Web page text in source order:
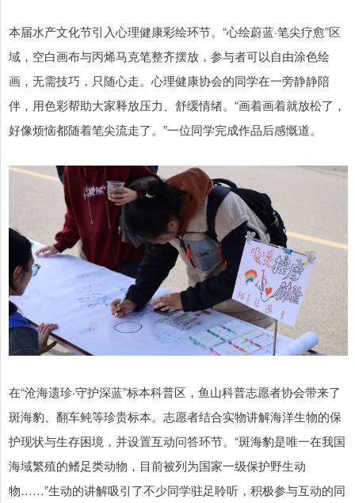
本届水产文化节引入心理健康彩绘环节。“心绘蔚蓝·笔尖疗愈”区
域，空白画布与丙烯马克笔整齐摆放，参与者可以自由涂色绘
画，无需技巧，只随心走。心理健康协会的同学在一旁静静陪
伴，用色彩帮助大家释放压力、舒缓情绪。“画着画着就放松了，
好像烦恼都随着笔尖流走了。”一位同学完成作品后感慨道。
在“沧海遗珍·守护深蓝”标本科普区，鱼山科普志愿者协会带来了
斑海豹、翻车鲀等珍贵标本。志愿者结合实物讲解海洋生物的保
护现状与生存困境，并设置互动问答环节。“斑海豹是唯一在我国
海域繁殖的鳍足类动物，目前被列为国家一级保护野生动
物……”生动的讲解吸引了不少同学驻足聆听，积极参与互动的同